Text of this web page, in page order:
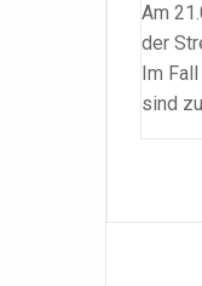
Am
der
Im
sind